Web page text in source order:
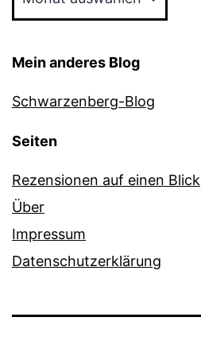
Mein anderes Blog
Schwarzenberg-Blog
Seiten
Rezensionen auf einen Blick
Über
Impressum
Datenschutzerklärung